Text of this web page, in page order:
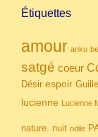
Étiquettes
amour anku
satgé coeur
Désir espoir
lucienne Lucienne
nature. nuit odile